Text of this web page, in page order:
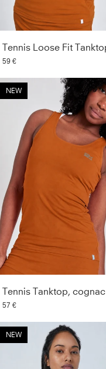
59 €
NEW
Tennis Tanktop, cognac
57 €
NEW